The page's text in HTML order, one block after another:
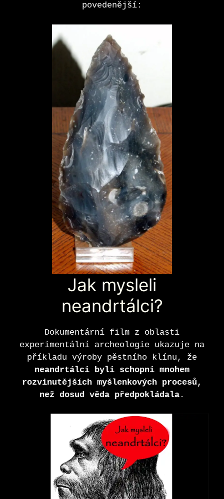
povedenější:
Jak mysleli
neandrtálci?
Dokumentární film z oblasti
experimentální archeologie ukazuje na
příkladu výroby pěstního klínu, že
neandrtálci byli schopni mnohem
rozvinutějších myšlenkových procesů,
než dosud věda předpokládala .